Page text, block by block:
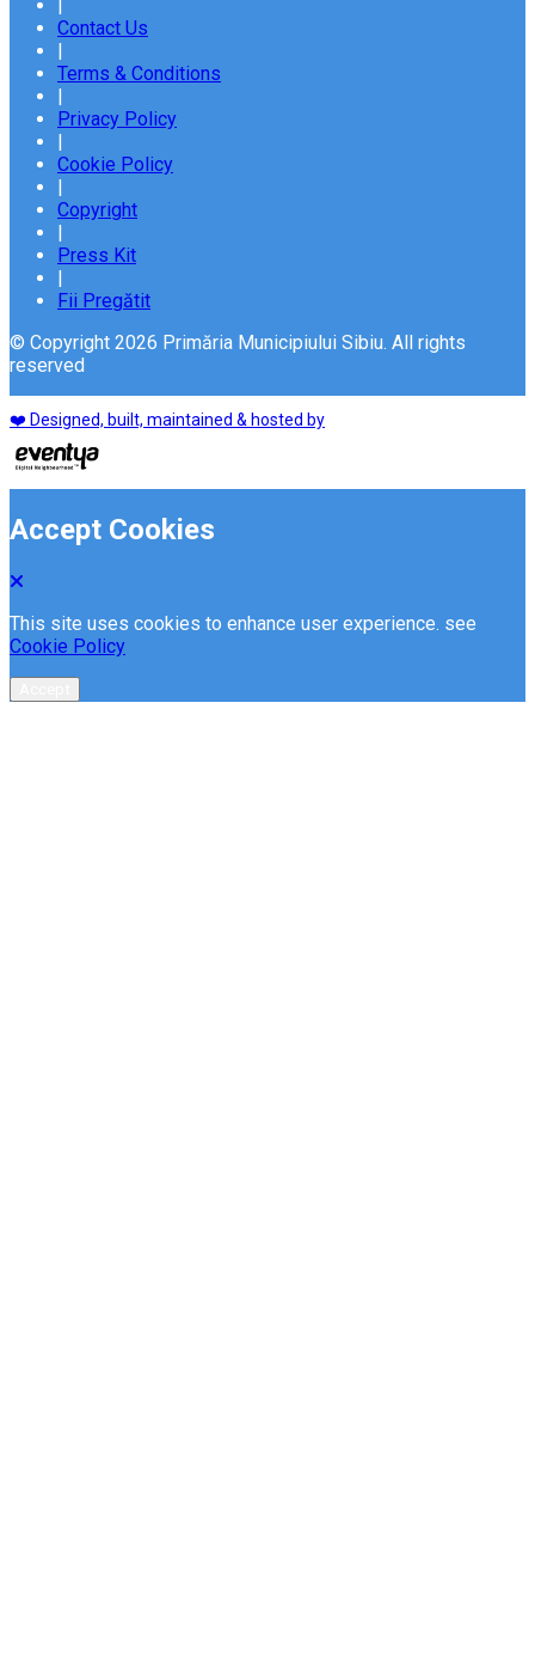
Contact Us
Terms & Conditions
Privacy Policy
Cookie Policy
Copyright
Press Kit
Fii Pregătit
© Copyright 2026 Primăria Municipiului Sibiu. All rights
reserved
❤️ Designed, built, maintained & hosted by
Accept Cookies
This site uses cookies to enhance user experience. see
Cookie Policy